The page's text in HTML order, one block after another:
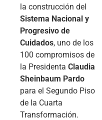
la construcción del
Sistema Nacional y
Progresivo de
Cuidados, uno de los
100 compromisos de
la Presidenta Claudia
Sheinbaum Pardo
para el Segundo Piso
de la Cuarta
Transformación.